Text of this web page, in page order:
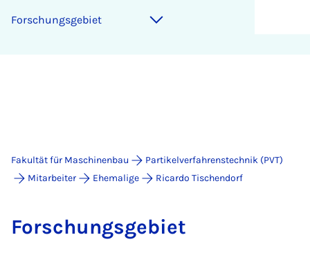
For­schungs­ge­biet
Fakultät für Maschinenbau
Partikelverfahrenstechnik (PVT)
Mitarbeiter
Ehemalige Ricardo Tischendorf
For­schungs­ge­biet